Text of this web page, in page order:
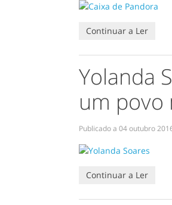
Continuar a Ler
Yolanda
um povo
Publicado a 04 outubro
Continuar a Ler